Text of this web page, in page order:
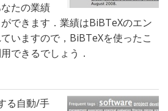
たの業績
できます．業績はBiBTeXのエン
いますので，BiBTeXを使ったこ
できるでしょう．
る自動/手